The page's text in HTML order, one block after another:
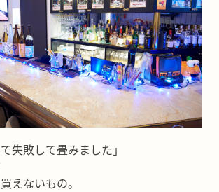
失敗して畳みました」
えないもの。